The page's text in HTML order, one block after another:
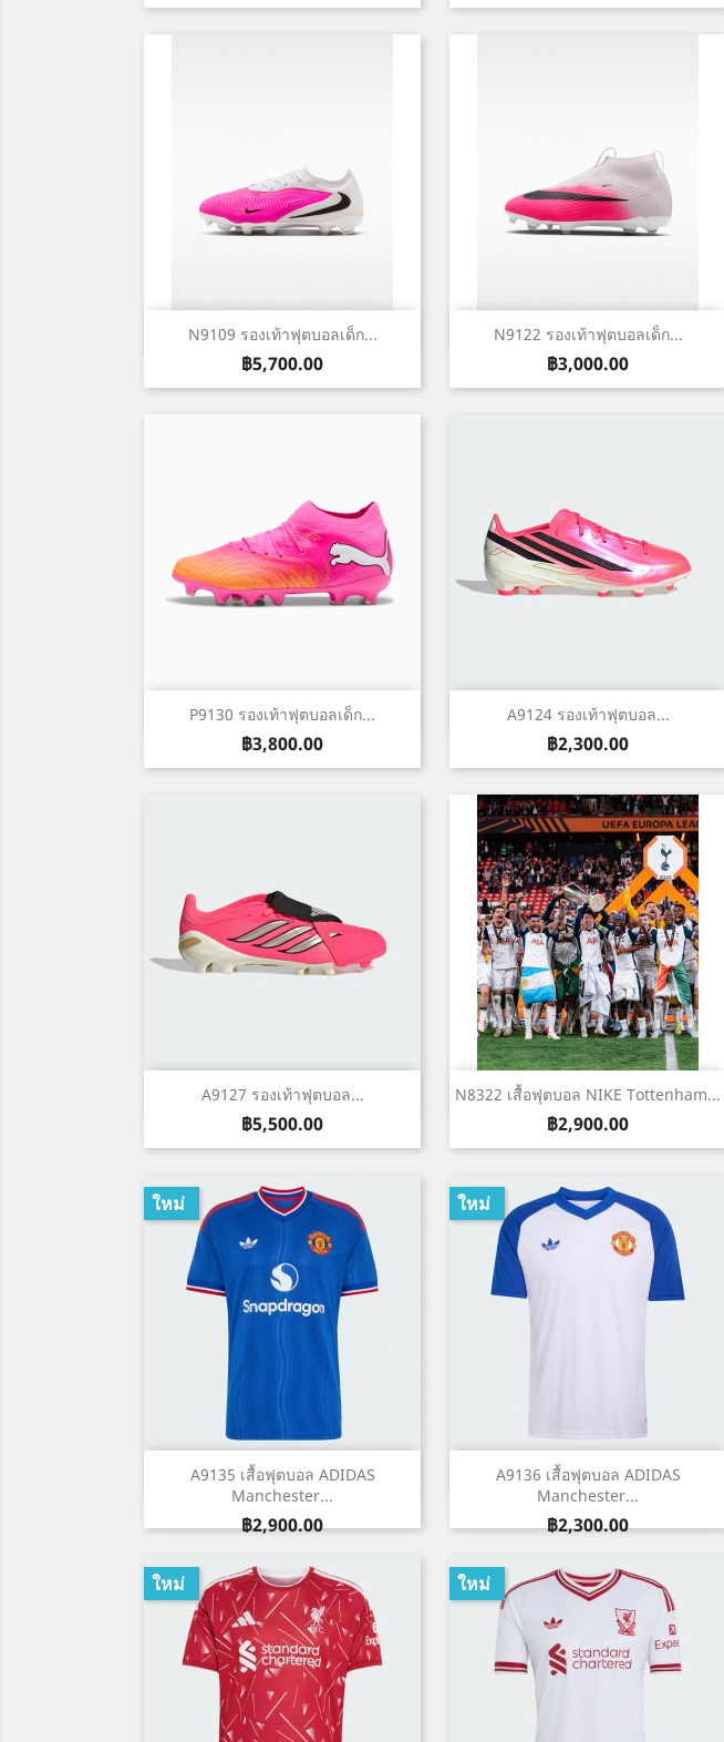
N9109 รองเท้าฟุตบอลเด็ก...
ราคา
฿5,700.00
 เปิดหน้าต่างย่อ N9122 รองเท้าฟุตบอลเด็ก...
ราคา
฿3,000.00
 เปิดหน้าต่างย่อ
P9130 รองเท้าฟุตบอลเด็ก...
ราคา
฿3,800.00
 เปิดหน้าต่างย่อ A9124 รองเท้าฟุตบอล...
ราคา
฿2,300.00
เปิดหน้าต่างย่อ
A9127 รองเท้าฟุตบอล...
ราคา
฿5,500.00
เปิดหน้าต่างย่อ N8322 เสื้อฟุตบอล NIKE Tottenham...
ราคา
฿2,900.00
เปิดหน้าต่างย่อ
A9135 เสื้อฟุตบอล ADIDAS
Manchester...
ราคา
฿2,900.00
ใหม่
 เปิดหน้าต่างย่อ
A9136 เสื้อฟุตบอล ADIDAS
Manchester...
ราคา
฿2,300.00
ใหม่
 เปิดหน้าต่างย่อ
ใหม่ ใหม่